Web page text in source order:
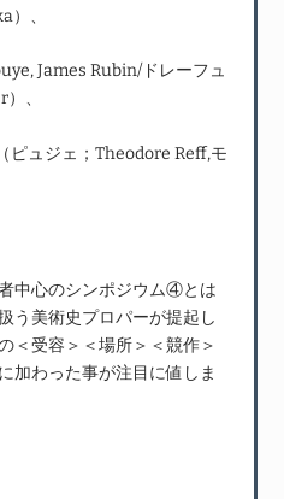
）、
James Rubin/ドレーフュ
、
ピュジェ；Theodore Reff,モ
中心のシンポジウム④とは
う美術史プロパーが提起し
＜受容＞＜場所＞＜競作＞
加わった事が注目に値しま